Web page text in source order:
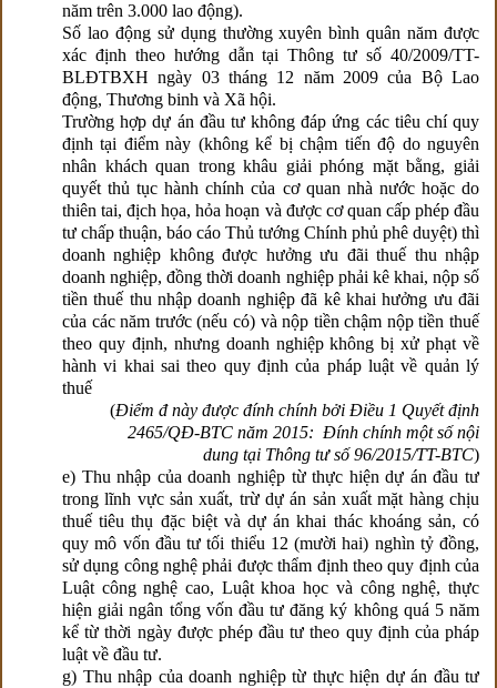
năm trên 3.000 lao động).
Số lao động sử dụng thường xuyên bình quân năm được
xác định theo hướng dẫn tại Thông tư số 40/2009/TT-
BLĐTBXH ngày 03 tháng 12 năm 2009 của Bộ Lao
động, Thương binh và Xã hội.
Trường hợp dự án đầu tư không đáp ứng các tiêu chí quy
định tại điểm này (không kể bị chậm tiến độ do nguyên
nhân khách quan trong khâu giải phóng mặt bằng, giải
quyết thủ tục hành chính của cơ quan nhà nước hoặc do
thiên tai, địch họa, hỏa hoạn và được cơ quan cấp phép đầu
tư chấp thuận, báo cáo Thủ tướng Chính phủ phê duyệt) thì
doanh nghiệp không được hưởng ưu đãi thuế thu nhập
doanh nghiệp, đồng thời doanh nghiệp phải kê khai, nộp số
tiền thuế thu nhập doanh nghiệp đã kê khai hưởng ưu đãi
của các năm trước (nếu có) và nộp tiền chậm nộp tiền thuế
theo quy định, nhưng doanh nghiệp không bị xử phạt về
hành vi khai sai theo quy định của pháp luật về quản lý
thuế
(Điểm đ này được đính chính bởi Điều 1 Quyết định
2465/QĐ-BTC năm 2015: Đính chính một số nội
dung tại Thông tư số 96/2015/TT-BTC)
e) Thu nhập của doanh nghiệp từ thực hiện dự án đầu tư
trong lĩnh vực sản xuất, trừ dự án sản xuất mặt hàng chịu
thuế tiêu thụ đặc biệt và dự án khai thác khoáng sản, có
quy mô vốn đầu tư tối thiểu 12 (mười hai) nghìn tỷ đồng,
sử dụng công nghệ phải được thẩm định theo quy định của
Luật công nghệ cao, Luật khoa học và công nghệ, thực
hiện giải ngân tổng vốn đầu tư đăng ký không quá 5 năm
kể từ thời ngày được phép đầu tư theo quy định của pháp
luật về đầu tư.
g) Thu nhập của doanh nghiệp từ thực hiện dự án đầu tư